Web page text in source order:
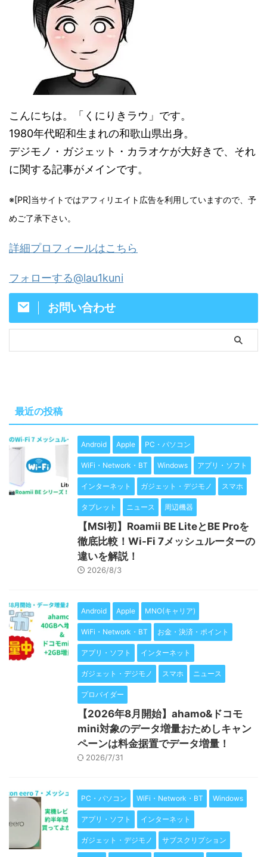
こんにちは。「くにりきラウ」です。
1980年代昭和生まれの和歌山県出身。
デジモノ・ガジェット・カラオケが大好きで、それ
に関する記事がメインです。
※[PR]当サイトではアフィリエイト広告を利用していますので、予
めご了承下さい。
詳細プロフィールはこちら
フォローする@lau1kuni
お問い合わせ
最近の投稿
Android Apple PC・パソコン
WiFi・Network・BT Windows アプリ・ソフト
インターネット ガジェット・デジモノ スマホ
タブレット ニュース 周辺機器
【MSI初】Roamii BE LiteとBE Proを
徹底比較！Wi-Fi 7メッシュルーターの
違いを解説！
2026/8/3
Android Apple MNO(キャリア)
WiFi・Network・BT お金・決済・ポイント
アプリ・ソフト インターネット
ガジェット・デジモノ スマホ ニュース
プロバイダー
【2026年8月開始】ahamo&ドコモ
mini対象のデータ増量おためしキャン
ペーンは料金据置でデータ増量！
2026/7/31
PC・パソコン WiFi・Network・BT Windows
アプリ・ソフト インターネット
ガジェット・デジモノ サブスクリプション